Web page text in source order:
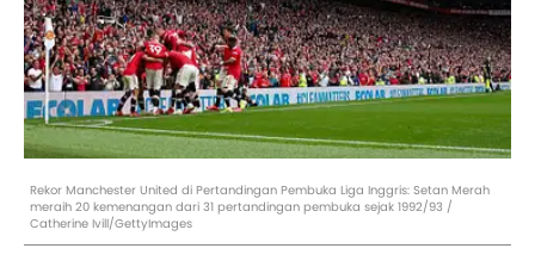
Rekor Manchester United di Pertandingan Pembuka Liga Inggris: Setan Merah
meraih 20 kemenangan dari 31 pertandingan pembuka sejak 1992/93 /
Catherine Ivill/GettyImages